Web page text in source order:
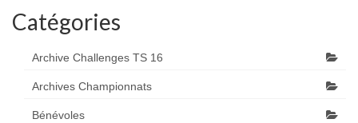
Catégories
Archive Challenges TS 16
Archives Championnats
Bénévoles